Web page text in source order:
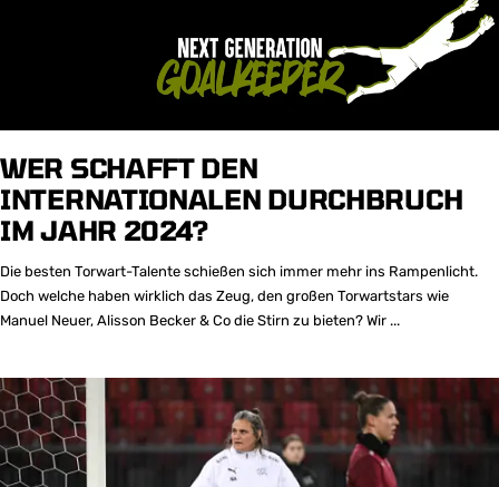
WER SCHAFFT DEN
INTERNATIONALEN DURCHBRUCH
IM JAHR 2024?
Die besten Torwart-Talente schießen sich immer mehr ins Rampenlicht.
Doch welche haben wirklich das Zeug, den großen Torwartstars wie
Manuel Neuer, Alisson Becker & Co die Stirn zu bieten? Wir ...